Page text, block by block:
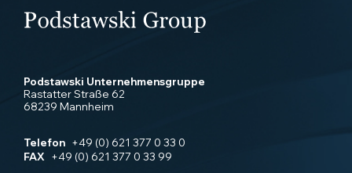
Podstawski Unternehmensgruppe
Rastatter Straße 62
68239 Mannheim
Telefon +49 (0) 621 377 0 33 0
FAX
+49 (0) 621 377 0 33 99